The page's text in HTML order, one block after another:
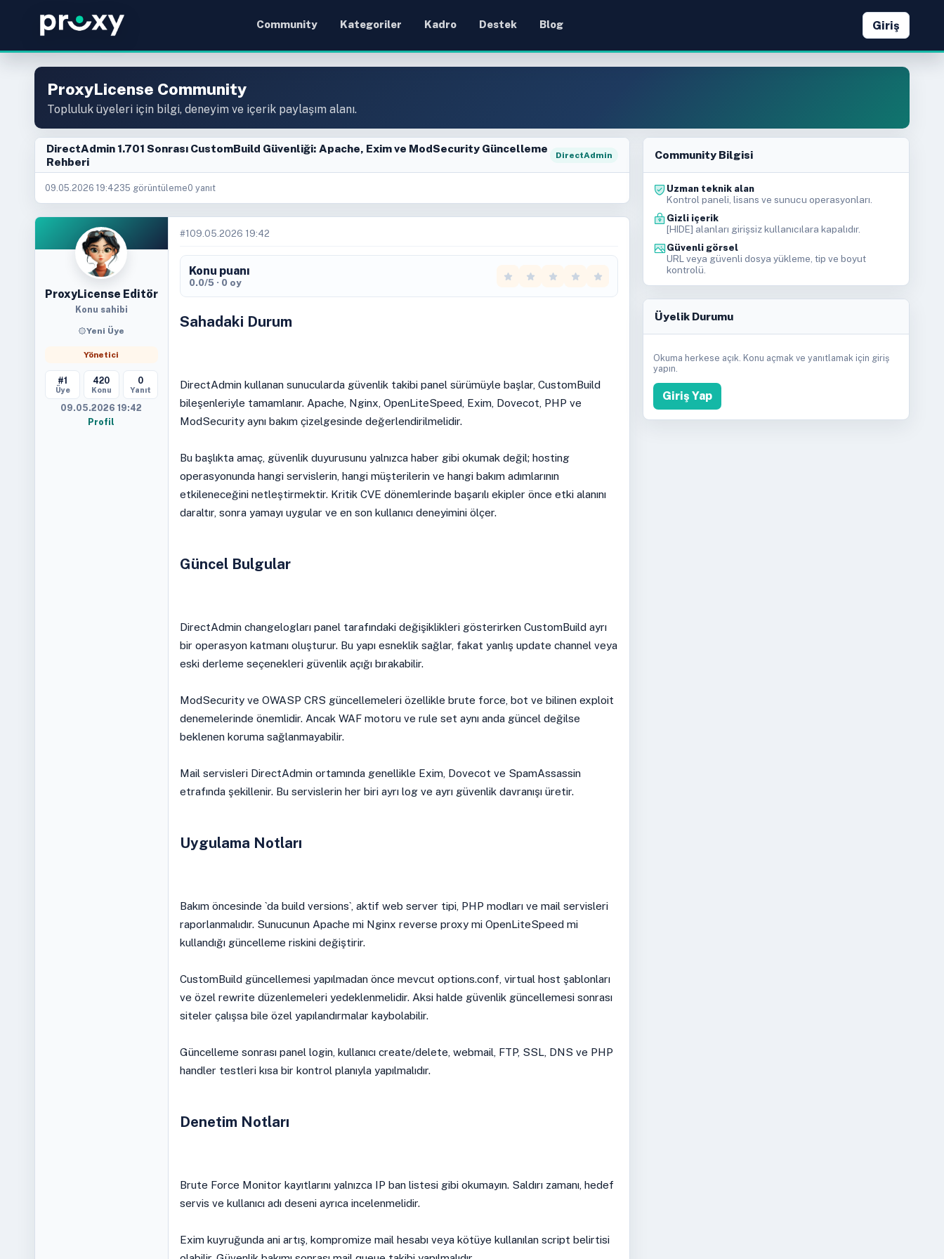
Community Kategoriler Kadro Destek Blog Giriş
ProxyLicense Community
Topluluk üyeleri için bilgi, deneyim ve içerik paylaşım alanı.
DirectAdmin 1.701 Sonrası CustomBuild Güvenliği: Apache, Exim ve ModSecurity Güncelleme
Rehberi
DirectAdmin
09.05.2026 19:4235 görüntüleme0 yanıt
ProxyLicense Editör
Konu sahibi
Yeni Üye
Yönetici
#1
Üye
420
Konu
0
Yanıt
09.05.2026 19:42
Profil
#1 09.05.2026 19:42
Konu puanı
0.0/5 · 0 oy
Sahadaki Durum
DirectAdmin kullanan sunucularda güvenlik takibi panel sürümüyle başlar, CustomBuild
bileşenleriyle tamamlanır. Apache, Nginx, OpenLiteSpeed, Exim, Dovecot, PHP ve
ModSecurity aynı bakım çizelgesinde değerlendirilmelidir.
Bu başlıkta amaç, güvenlik duyurusunu yalnızca haber gibi okumak değil; hosting
operasyonunda hangi servislerin, hangi müşterilerin ve hangi bakım adımlarının
etkileneceğini netleştirmektir. Kritik CVE dönemlerinde başarılı ekipler önce etki alanını
daraltır, sonra yamayı uygular ve en son kullanıcı deneyimini ölçer.
Güncel Bulgular
DirectAdmin changelogları panel tarafındaki değişiklikleri gösterirken CustomBuild ayrı
bir operasyon katmanı oluşturur. Bu yapı esneklik sağlar, fakat yanlış update channel veya
eski derleme seçenekleri güvenlik açığı bırakabilir.
ModSecurity ve OWASP CRS güncellemeleri özellikle brute force, bot ve bilinen exploit
denemelerinde önemlidir. Ancak WAF motoru ve rule set aynı anda güncel değilse
beklenen koruma sağlanmayabilir.
Mail servisleri DirectAdmin ortamında genellikle Exim, Dovecot ve SpamAssassin
etrafında şekillenir. Bu servislerin her biri ayrı log ve ayrı güvenlik davranışı üretir.
Uygulama Notları
Bakım öncesinde `da build versions`, aktif web server tipi, PHP modları ve mail servisleri
raporlanmalıdır. Sunucunun Apache mi Nginx reverse proxy mi OpenLiteSpeed mi
kullandığı güncelleme riskini değiştirir.
CustomBuild güncellemesi yapılmadan önce mevcut options.conf, virtual host şablonları
ve özel rewrite düzenlemeleri yedeklenmelidir. Aksi halde güvenlik güncellemesi sonrası
siteler çalışsa bile özel yapılandırmalar kaybolabilir.
Güncelleme sonrası panel login, kullanıcı create/delete, webmail, FTP, SSL, DNS ve PHP
handler testleri kısa bir kontrol planıyla yapılmalıdır.
Denetim Notları
Brute Force Monitor kayıtlarını yalnızca IP ban listesi gibi okumayın. Saldırı zamanı, hedef
servis ve kullanıcı adı deseni ayrıca incelenmelidir.
Exim kuyruğunda ani artış, kompromize mail hesabı veya kötüye kullanılan script belirtisi
Community Bilgisi
Uzman teknik alan
Kontrol paneli, lisans ve sunucu operasyonları.
Gizli içerik
[HIDE] alanları girişsiz kullanıcılara kapalıdır.
Güvenli görsel
URL veya güvenli dosya yükleme, tip ve boyut
kontrolü.
Üyelik Durumu
Okuma herkese açık. Konu açmak ve yanıtlamak için giriş
yapın.
Giriş Yap